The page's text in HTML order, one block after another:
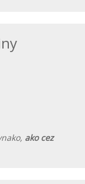
ako cez